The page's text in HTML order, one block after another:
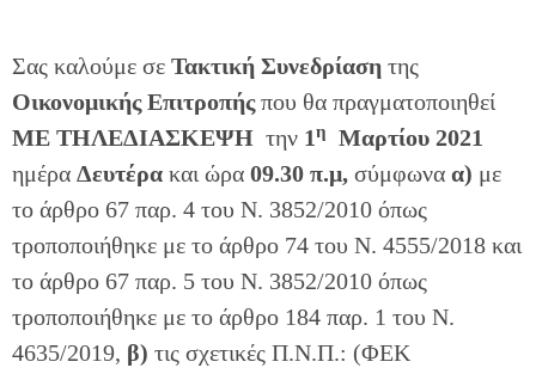
Σας καλούμε σε Τακτική Συνεδρίαση της
Οικονομικής Επιτροπήςπου θα πραγματοποιηθεί
ΜΕ ΤΗΛΕΔΙΑΣΚΕΨΗ την 1η
Μαρτίου 2021
ημέρα Δευτέρα και ώρα 09.30 π.μ, σύμφωνα α) με
το άρθρο 67 παρ. 4 του Ν. 3852/2010 όπως
τροποποιήθηκε με το άρθρο 74 του Ν. 4555/2018 και
το άρθρο 67 παρ. 5 του Ν. 3852/2010 όπως
τροποποιήθηκε με το άρθρο 184 παρ. 1 του Ν.
4635/2019, β) τις σχετικές Π.Ν.Π.: (ΦΕΚ